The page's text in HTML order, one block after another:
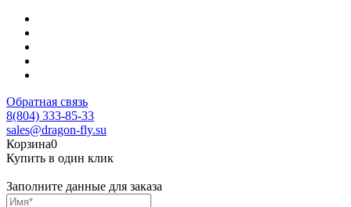
Обратная связь
8(804) 333-85-33
sales@dragon-fly.su
Корзина0
Купить в один клик
Заполните данные для заказа